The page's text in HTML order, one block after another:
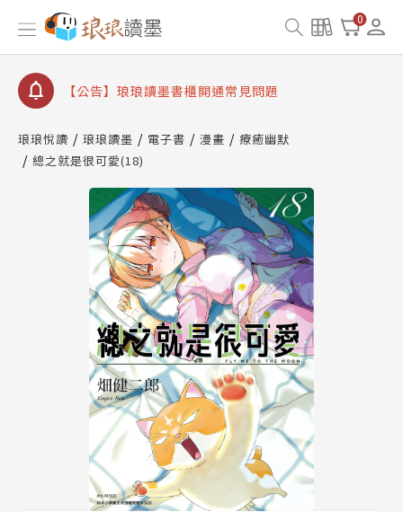
0
【公告】因 Readmoo 讀墨系統維護中，本站同步暫
停部分閱讀服務
【公告】琅琅讀墨數位閱讀資產合併與書櫃開通申請
【公告】琅琅讀墨書櫃開通常見問題
請圖文教學
【公告】琅琅書店服務升級重要說明及資產合併結果
查詢
【公告】因 Readmoo 讀墨系統維護中，本站同步暫
停部分閱讀服務
琅琅悅讀 琅琅讀墨 電子書 漫畫
療癒幽默
總之就是很可愛(18)